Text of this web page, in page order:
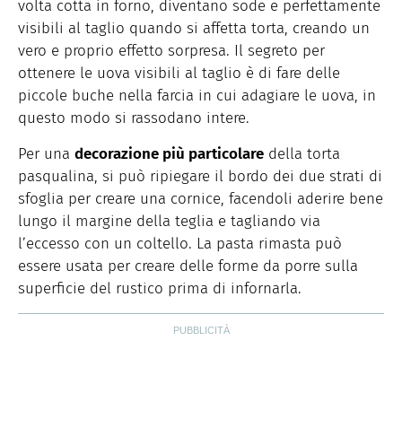
volta cotta in forno, diventano sode e perfettamente
visibili al taglio quando si affetta torta, creando un
vero e proprio effetto sorpresa. Il segreto per
ottenere le uova visibili al taglio è di fare delle
piccole buche nella farcia in cui adagiare le uova, in
questo modo si rassodano intere.
Per una decorazione più particolare della torta
pasqualina, si può ripiegare il bordo dei due strati di
sfoglia per creare una cornice, facendoli aderire bene
lungo il margine della teglia e tagliando via
l’eccesso con un coltello. La pasta rimasta può
essere usata per creare delle forme da porre sulla
superficie del rustico prima di infornarla.